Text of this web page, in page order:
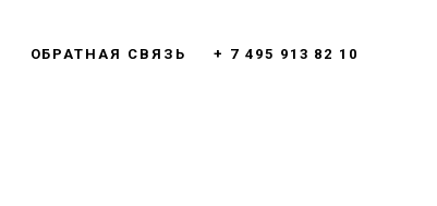
ОБРАТНАЯ СВЯЗЬ + 7 495 913 82 10